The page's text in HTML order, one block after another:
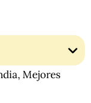
Mejores